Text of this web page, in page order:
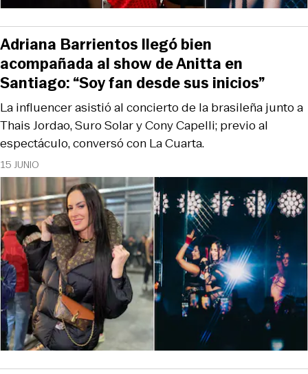
15 JUNIO
La influencer asistió al concierto de la brasileña junto a
Thais Jordao, Suro Solar y Cony Capelli; previo al
espectáculo, conversó con La Cuarta.
Adriana Barrientos llegó bien
acompañada al show de Anitta en
Santiago: “Soy fan desde sus inicios”